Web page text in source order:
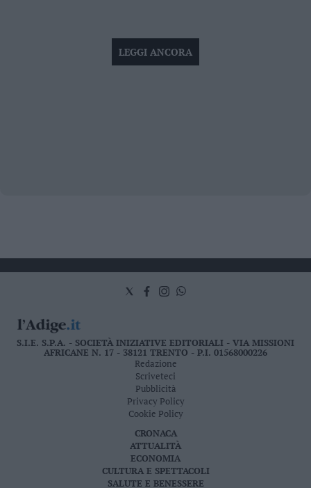
LEGGI ANCORA
S.I.E. S.P.A. - SOCIETÀ INIZIATIVE EDITORIALI - VIA MISSIONI
AFRICANE N. 17 - 38121 TRENTO - P.I. 01568000226
Redazione
Scriveteci
Pubblicità
Privacy Policy
Cookie Policy
CRONACA
ATTUALITÀ
ECONOMIA
CULTURA E SPETTACOLI
SALUTE E BENESSERE